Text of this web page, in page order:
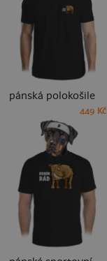
pánská polokošile
449 Kč